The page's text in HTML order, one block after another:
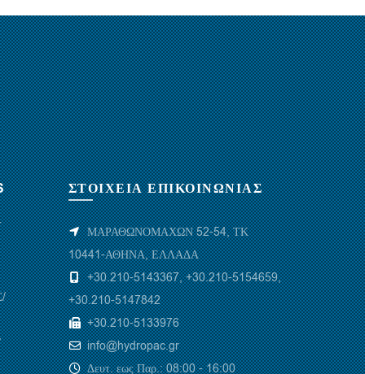
ΣΤΟΙΧΕΙΑ ΕΠΙΚΟΙΝΩΝΙΑΣ
ΜΑΡΑΘΩΝΟΜΑΧΩΝ 52-54, ΤΚ
10441-ΑΘΗΝΑ, ΕΛΛΑΔΑ
+30.210-5143367,+30.210-5154659,
+30.210-5147842
+30.210-5133976
info@hydropac.gr
Δευτ. εως Παρ.: 08:00 - 16:00